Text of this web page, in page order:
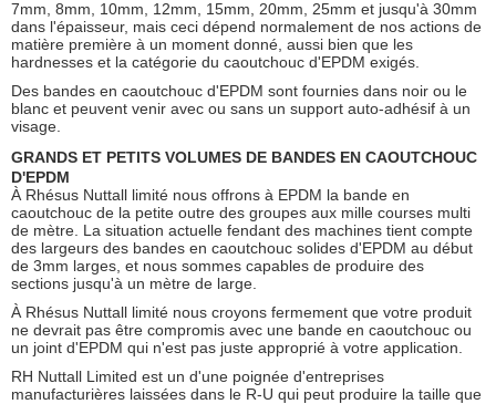
7mm, 8mm, 10mm, 12mm, 15mm, 20mm, 25mm et jusqu'à 30mm
dans l'épaisseur, mais ceci dépend normalement de nos actions de
matière première à un moment donné, aussi bien que les
hardnesses et la catégorie du caoutchouc d'EPDM exigés.
Des bandes en caoutchouc d'EPDM sont fournies dans noir ou le
blanc et peuvent venir avec ou sans un support auto-adhésif à un
visage.
GRANDS ET PETITS VOLUMES DE BANDES EN CAOUTCHOUC
D'EPDM
À Rhésus Nuttall limité nous offrons à EPDM la bande en
caoutchouc de la petite outre des groupes aux mille courses multi
de mètre. La situation actuelle fendant des machines tient compte
des largeurs des bandes en caoutchouc solides d'EPDM au début
de 3mm larges, et nous sommes capables de produire des
sections jusqu'à un mètre de large.
À Rhésus Nuttall limité nous croyons fermement que votre produit
ne devrait pas être compromis avec une bande en caoutchouc ou
un joint d'EPDM qui n'est pas juste approprié à votre application.
RH Nuttall Limited est un d'une poignée d'entreprises
manufacturières laissées dans le R-U qui peut produire la taille que